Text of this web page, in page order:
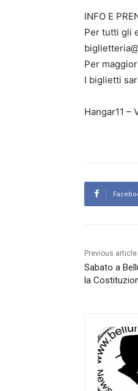
INFO E
Per tutti gli
Per
I biglietti
Hangar11 –
Previous article
Sabato a
la